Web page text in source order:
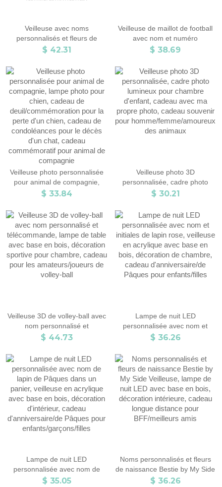
Veilleuse avec noms
personnalisés et fleurs de
naissance, lumière LED en
bois, décoration de chambre,
cadeau de Noël/fête des mères
pour la famille/ami/maman
$ 42.31
Veilleuse de maillot de football
avec nom et numéro
personnalisés, lampe LED en
décoration de chambre
d'enfant, cadeau d'anniversaire
pour garçons/fans de sport
$ 38.69
Veilleuse photo personnalisée
pour animal de compagnie,
lampe photo pour chien,
deuil/commémoration pour la
perte d'un chien, cadeau de
condoléances pour le décès
d'un chat, cadeau
commémoratif pour animal de
compagnie
$ 33.84
Veilleuse photo 3D
personnalisée, cadre photo
lumineux pour chambre
propre photo, cadeau souvenir
pour homme/femme/amoureux
des animaux
$ 30.21
Veilleuse 3D de volley-ball avec
nom personnalisé et
télécommande, lampe de table
sportive pour chambre, cadeau
pour les amateurs/joueurs de
volley-ball
$ 44.73
Lampe de nuit LED
personnalisée avec nom et
initiales de lapin rose, veilleuse
décoration de chambre, cadeau
d'anniversaire/de Pâques pour
enfants/filles
$ 36.26
Lampe de nuit LED
personnalisée avec nom de
lapin de Pâques dans un
$ 35.05
Noms personnalisés et fleurs
de naissance Bestie by My Side
Veilleuse, lampe de nuit LED
$ 36.26